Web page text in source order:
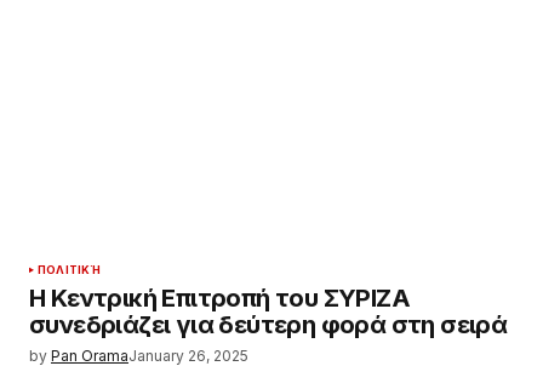
ΠΟΛΙΤΙΚΉ
Η Κεντρική Επιτροπή του ΣΥΡΙΖΑ
συνεδριάζει για δεύτερη φορά στη σειρά
by Pan OramaJanuary 26, 2025